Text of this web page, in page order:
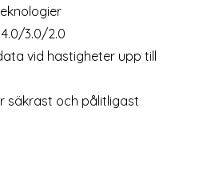
3.0/2.0
vid hastigheter upp till
säkrast och pålitligast